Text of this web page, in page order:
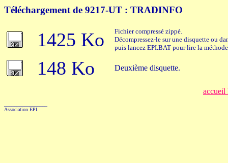
Téléchargement de 9217-UT : TRADINFO
1425 Ko
Fichier compressé zippé.
Décompressez-le sur une disquette ou
puis lancez EPI.BAT pour lire la
148 Ko Deuxième disquette.
accueil
Association EPI.